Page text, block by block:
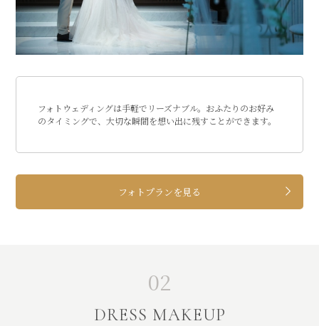
フォトウェディングは手軽でリーズナブル。おふたりのお好み
のタイミングで、大切な瞬間を想い出に残すことができます。
フォトプランを見る
02
DRESS MAKEUP